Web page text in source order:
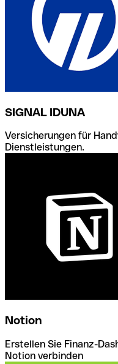
SIGNAL IDUNA
Versicherungen für
Dienstleistungen.
Notion
Erstellen Sie Finanz-
Notion verbinden